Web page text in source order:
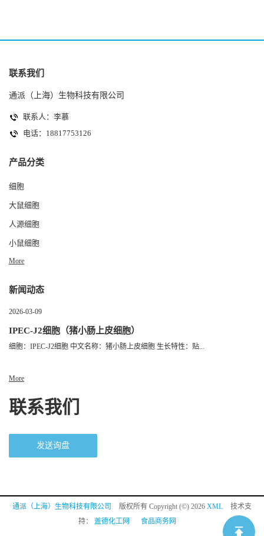
联系我们
通派（上海）生物科技有限公司
联系人：李慕
电话：18817753126
产品分类
细胞
大鼠细胞
人源细胞
小鼠细胞
More
新闻动态
2026-03-09
IPEC-J2细胞（猪小肠上皮细胞）
细胞：IPEC-J2细胞 中文名称：猪小肠上皮细胞 生长特性：贴...
More
联系我们
发送询盘
通派（上海）生物科技有限公司 版权所有 Copyright (©) 2026 XML
技术支
持： 盖德化工网 食品商务网